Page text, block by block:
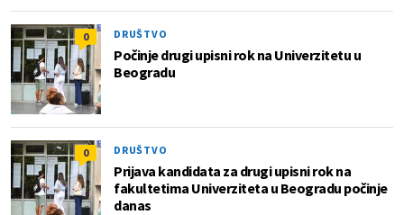
0 DRUŠTVO
Počinje drugi upisni rok na Univerzitetu u
Beogradu
0 DRUŠTVO
Prijava kandidata za drugi upisni rok na
fakultetima Univerziteta u Beogradu počinje
danas